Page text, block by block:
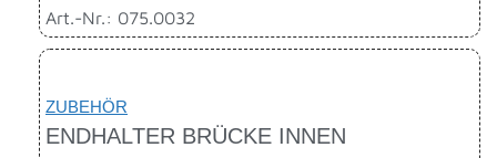
Art.-Nr.: 075.0032
ZUBEHÖR
ENDHALTER BRÜCKE INNEN